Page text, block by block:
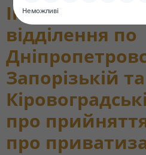
Інформація
відділення по
Запорізькій та
про
про